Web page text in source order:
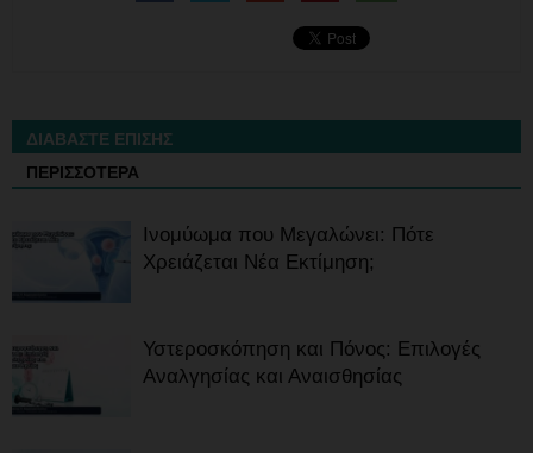
ΔΙΑΒΑΣΤΕ ΕΠΙΣΗΣ
ΠΕΡΙΣΣΟΤΕΡΑ
Ινομύωμα που Μεγαλώνει: Πότε
Χρειάζεται Νέα Εκτίμηση;
Υστεροσκόπηση και Πόνος: Επιλογές
Αναλγησίας και Αναισθησίας